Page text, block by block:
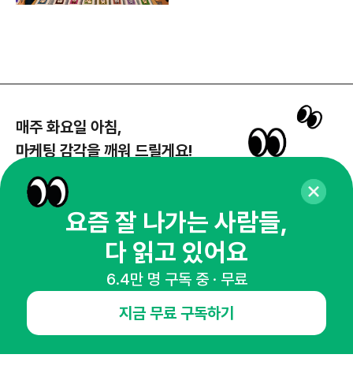
매주 화요일 아침,
마케팅 감각을 깨워 드릴게요!
뉴스레터 구독하기
오픈애즈란
요즘 잘 나가는 사람들,
다 읽고 있어요
6.4만 명 구독 중 · 무료
지금 무료 구독하기